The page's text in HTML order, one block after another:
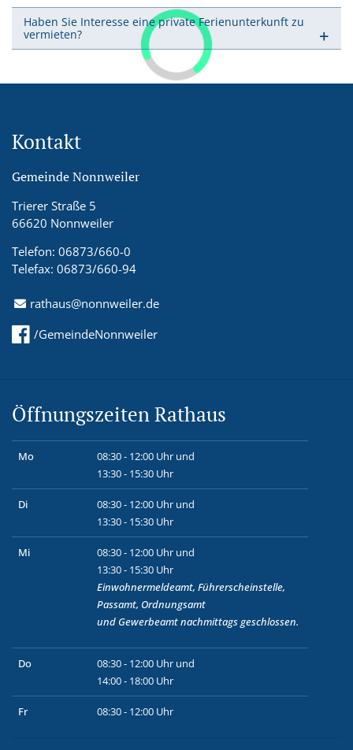
Haben Sie Interesse eine private Ferienunterkunft zu
vermieten?
Kontakt
Gemeinde Nonnweiler
Trierer Straße 5
66620 Nonnweiler
Telefon: 06873/660-0
Telefax: 06873/660-94
rathaus@nonnweiler.de
/GemeindeNonnweiler
Öffnungszeiten Rathaus
Mo
08:30 - 12:00 Uhr und
13:30 - 15:30 Uhr
Di
08:30 - 12:00 Uhr und
13:30 - 15:30 Uhr
Mi
08:30 - 12:00 Uhr und
13:30 - 15:30 Uhr
Einwohnermeldeamt, Führerscheinstelle,
Passamt, Ordnungsamt
und Gewerbeamtnachmittags geschlossen.
Do
08:30 - 12:00 Uhr und
14:00 - 18:00 Uhr
Fr 08:30 - 12:00 Uhr